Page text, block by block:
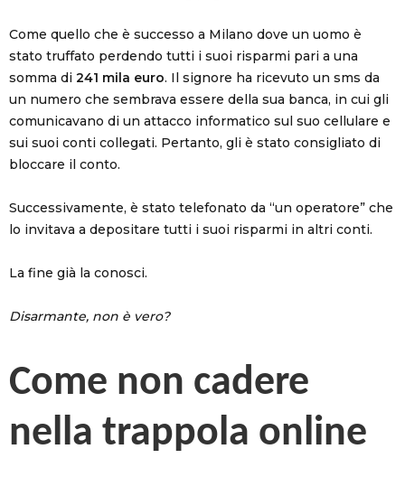
Come quello che è successo a Milano dove un uomo è
stato truffato perdendo tutti i suoi risparmi pari a una
somma di 241 mila euro. Il signore ha ricevuto un sms da
un numero che sembrava essere della sua banca, in cui gli
comunicavano di un attacco informatico sul suo cellulare e
sui suoi conti collegati. Pertanto, gli è stato consigliato di
bloccare il conto.
Successivamente, è stato telefonato da “un operatore” che
lo invitava a depositare tutti i suoi risparmi in altri conti.
La fine già la conosci.
Disarmante, non è vero?
Come non cadere
nella trappola online